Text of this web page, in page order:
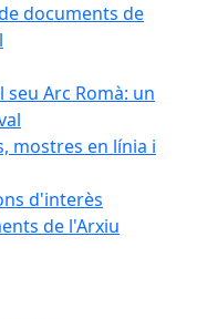
documents de
seu Arc Romà: un
mostres en línia i
d'interès
de l'Arxiu